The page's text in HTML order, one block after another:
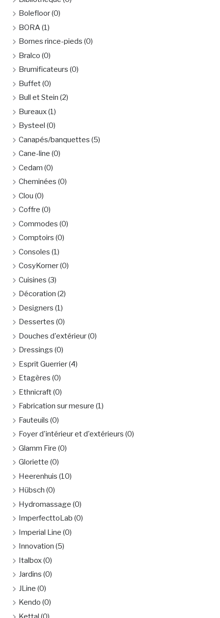
Bolefloor(0)
BORA (1)
Bornes rince-pieds (0)
Bralco (0)
Brumificateurs (0)
Buffet(0)
Bull et Stein (2)
Bureaux(1)
Bysteel (0)
Canapés/banquettes (5)
Cane-line (0)
Cedam (0)
Cheminées (0)
Clou (0)
Coffre (0)
Commodes (0)
Comptoirs (0)
Consoles (1)
CosyKorner(0)
Cuisines (3)
Décoration (2)
Designers (1)
Dessertes (0)
Douches d'extérieur(0)
Dressings (0)
Esprit Guerrier(4)
Etagères (0)
Ethnicraft(0)
Fabrication sur mesure (1)
Fauteuils (0)
Foyer d'intérieur et d'extérieurs (0)
Glamm Fire (0)
Gloriette (0)
Heerenhuis (10)
Hübsch (0)
Hydromassage (0)
ImperfecttoLab (0)
Imperial Line (0)
Innovation (5)
Italbox(0)
Jardins (0)
JLine (0)
Kendo (0)